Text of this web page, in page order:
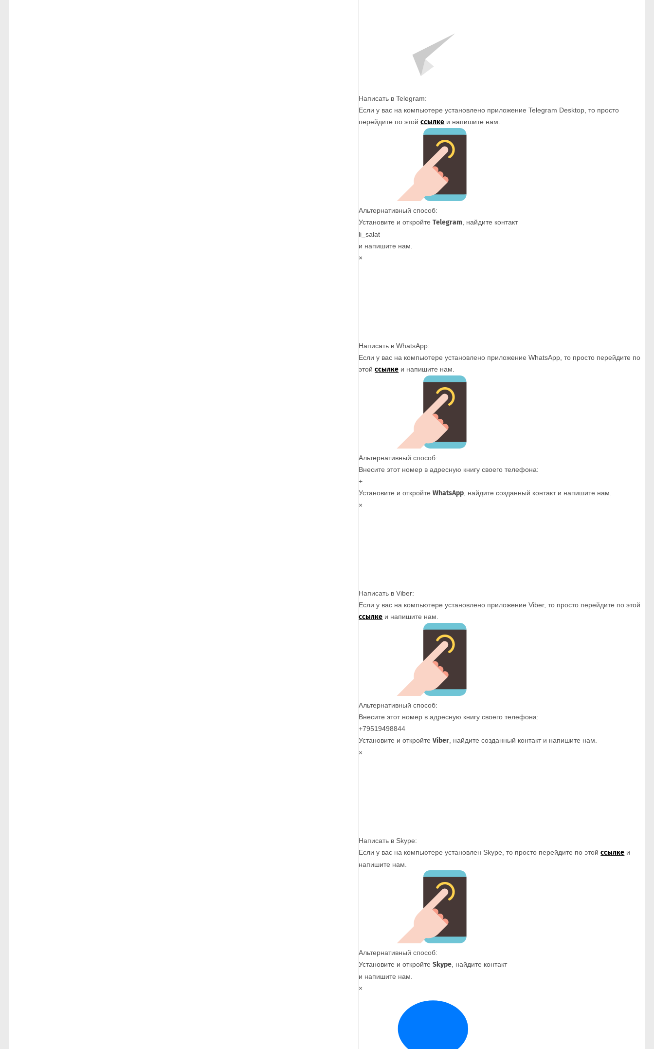
Написать в Telegram:
Если у вас на компьютере установлено приложение Telegram Desktop, то просто
перейдите по этойссылке и напишите нам.
Альтернативный способ:
Установите и откройтеTelegram , найдите контакт
li_salat
и напишите нам.
×
Написать в WhatsApp:
Если у вас на компьютере установлено приложение WhatsApp, то просто перейдите по
этойссылке и напишите нам.
Альтернативный способ:
Внесите этот номер в адресную книгу своего телефона:
+
Установите и откройтеWhatsApp , найдите созданный контакт и напишите нам.
×
Написать в Viber:
Если у вас на компьютере установлено приложение Viber, то просто перейдите по этой
ссылке и напишите нам.
Альтернативный способ:
Внесите этот номер в адресную книгу своего телефона:
+79519498844
Установите и откройтеViber , найдите созданный контакт и напишите нам.
×
Написать в Skype:
Если у вас на компьютере установлен Skype, то просто перейдите по этойссылке и
напишите нам.
Альтернативный способ:
Установите и откройтеSkype , найдите контакт
и напишите нам.
×